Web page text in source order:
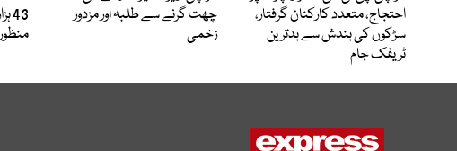
احتجاج، متعدد کارکنان گرفتار،
سڑکوں کی بندش سے بدترین
ٹریفک جام
چھت گرنے سے طلبہ اور مزدور
زخمی